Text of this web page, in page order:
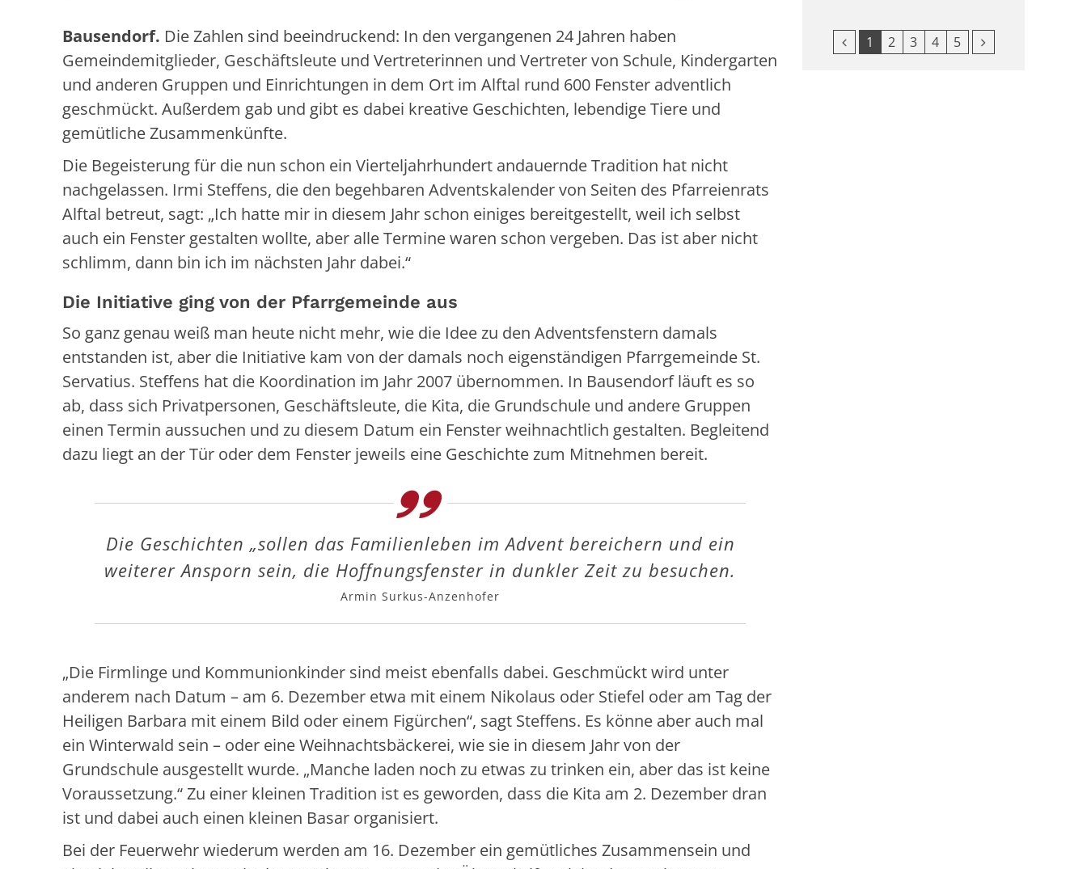
Bausendorf. Die Zahlen sind beeindruckend: In den vergangenen 24 Jahren haben
Gemeindemitglieder, Geschäftsleute und Vertreterinnen und Vertreter von Schule, Kindergarten
und anderen Gruppen und Einrichtungen in dem Ort im Alftal rund 600 Fenster adventlich
geschmückt. Außerdem gab und gibt es dabei kreative Geschichten, lebendige Tiere und
gemütliche Zusammenkünfte.
Die Begeisterung für die nun schon ein Vierteljahrhundert andauernde Tradition hat nicht
nachgelassen. Irmi Steffens, die den begehbaren Adventskalender von Seiten des Pfarreienrats
Alftal betreut, sagt: „Ich hatte mir in diesem Jahr schon einiges bereitgestellt, weil ich selbst
auch ein Fenster gestalten wollte, aber alle Termine waren schon vergeben. Das ist aber nicht
schlimm, dann bin ich im nächsten Jahr dabei.“
Die Initiative ging von der Pfarrgemeinde aus
So ganz genau weiß man heute nicht mehr, wie die Idee zu den Adventsfenstern damals
entstanden ist, aber die Initiative kam von der damals noch eigenständigen Pfarrgemeinde St.
Servatius. Steffens hat die Koordination im Jahr 2007 übernommen. In Bausendorf läuft es so
ab, dass sich Privatpersonen, Geschäftsleute, die Kita, die Grundschule und andere Gruppen
einen Termin aussuchen und zu diesem Datum ein Fenster weihnachtlich gestalten. Begleitend
dazu liegt an der Tür oder dem Fenster jeweils eine Geschichte zum Mitnehmen bereit.
Die Geschichten „sollen das Familienleben im Advent bereichern und ein
weiterer Ansporn sein, die Hoffnungsfenster in dunkler Zeit zu besuchen.
Armin Surkus-Anzenhofer
„Die Firmlinge und Kommunionkinder sind meist ebenfalls dabei. Geschmückt wird unter
anderem nach Datum – am 6. Dezember etwa mit einem Nikolaus oder Stiefel oder am Tag der
Heiligen Barbara mit einem Bild oder einem Figürchen“, sagt Steffens. Es könne aber auch mal
ein Winterwald sein – oder eine Weihnachtsbäckerei, wie sie in diesem Jahr von der
Grundschule ausgestellt wurde. „Manche laden noch zu etwas zu trinken ein, aber das ist keine
Voraussetzung.“ Zu einer kleinen Tradition ist es geworden, dass die Kita am 2. Dezember dran
ist und dabei auch einen kleinen Basar organisiert.
Bei der Feuerwehr wiederum werden am 16. Dezember ein gemütliches Zusammensein und
Vorherige Seite
1 2 3 4 5 Nächste Seite